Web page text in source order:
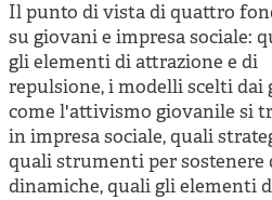
Il punto di vista di quattro
su giovani e impresa sociale:
gli elementi di attrazione e di
repulsione, i modelli scelti dai
come l'attivismo giovanile si
in impresa sociale, quali
quali strumenti per sostenere
dinamiche, quali gli elementi